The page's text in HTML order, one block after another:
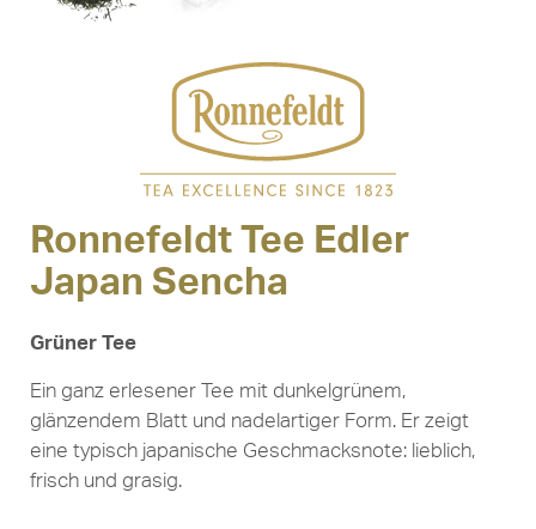
Ronnefeldt Tee Edler
Japan Sencha
Grüner Tee
Ein ganz erlesener Tee mit dunkelgrünem,
glänzendem Blatt und nadelartiger Form. Er zeigt
eine typisch japanische Geschmacksnote: lieblich,
frisch und grasig.